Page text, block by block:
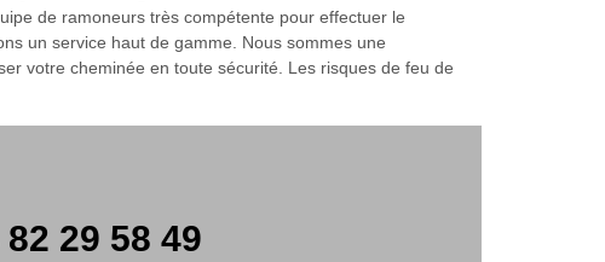
de ramoneurs très compétente pour effectuer le
un service haut de gamme. Nous sommes une
votre cheminée en toute sécurité. Les risques de feu de
82 29 58 49